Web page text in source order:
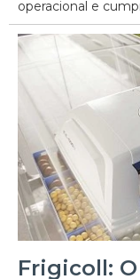
operacional e
Frigicoll: